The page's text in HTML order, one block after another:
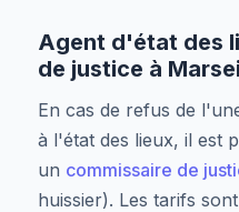
Agent d'état des
de justice à
En cas de refus de
à l'état des lieux, il est
un commissaire de
huissier). Les tarifs